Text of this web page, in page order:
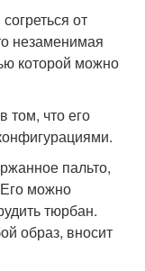
от
незаменимая
которой можно
том, что его
пальто,
можно
тюрбан.
образ, вносит